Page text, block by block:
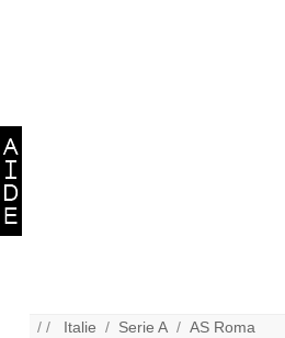
/ / Italie / Serie A /AS Roma